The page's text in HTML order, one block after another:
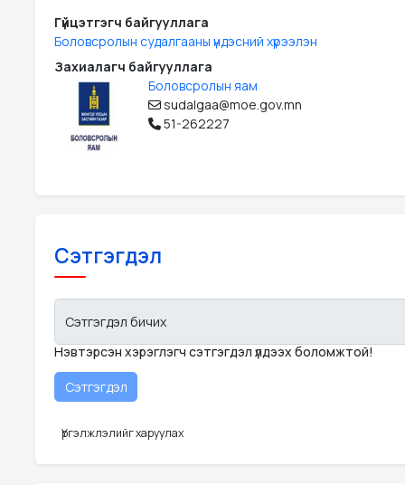
Гүйцэтгэгч байгууллага
Боловсролын судалгааны үндэсний хүрээлэн
Захиалагч байгууллага
Боловсролын яам
sudalgaa@moe.gov.mn
51-262227
Сэтгэгдэл
Сэтгэгдэл бичих
Нэвтэрсэн хэрэглэгч сэтгэгдэл үлдээх боломжтой!
Үргэлжлэлийг харуулах